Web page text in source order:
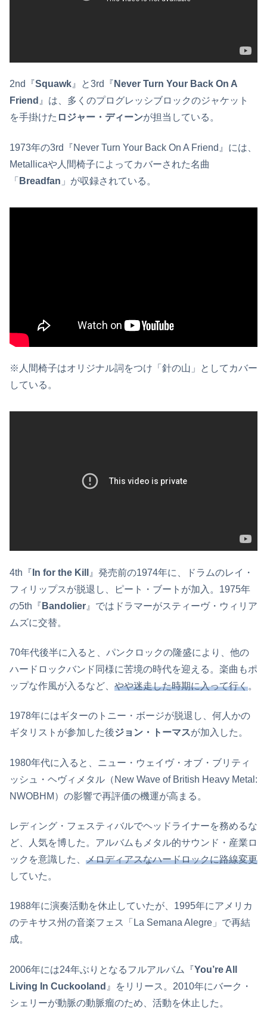
2nd『Squawk 』と3rd『 Never Turn Your Back On A
Friend 』は、多くのプログレッシブロックのジャケット
を手掛けた ロジャー・ディーンが担当している。
1973年の3rd『Never Turn Your Back On A Friend』には、
Metallicaや人間椅子によってカバーされた名曲
「 Breadfan 」が収録されている。
※人間椅子はオリジナル詞をつけ「針の山」としてカバー
している。
4th『 In for the Kill
』発売前の1974年に、ドラムのレイ・
フィリップスが脱退し、ピート・ブートが加入。1975年
の5th『 Bandolier 』ではドラマーがスティーヴ・ウィリア
ムズに交替。
70年代後半に入ると、パンクロックの隆盛により、他の
ハードロックバンド同様に苦境の時代を迎える。楽曲もポ
ップな作風が入るなど、 やや迷走した時期に入って行く。
1978年にはギターのトニー・ボージが脱退し、何人かの
ギタリストが参加した後ジョン・トーマスが加入した。
1980年代に入ると、ニュー・ウェイヴ・オブ・ブリティ
ッシュ・ヘヴィメタル（New Wave of British Heavy Metal:
NWOBHM）の影響で再評価の機運が高まる。
レディング・フェスティバルでヘッドライナーを務めるな
ど、人気を博した。アルバムもメタル的サウンド・産業ロ
ックを意識した、 メロディアスなハードロックに路線変更
していた。
1988年に演奏活動を休止していたが、1995年にアメリカ
のテキサス州の音楽フェス「La Semana Alegre」で再結
成。
2006年には24年ぶりとなるフルアルバム『You’re All
Living In Cuckooland 』をリリース。2010年にバーク・
シェリーが動脈の動脈瘤のため、活動を休止した。